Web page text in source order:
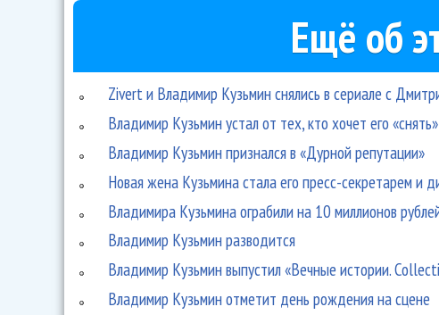
Ещё об
Zivert и Владимир Кузьмин снялись в сериале с
Владимир Кузьмин устал от тех, кто хочет его «снять»
Владимир Кузьмин признался в «Дурной репутации»
Новая жена Кузьмина стала его пресс-секретарем и
Владимира Кузьмина ограбили на 10 миллионов
Владимир Кузьмин разводится
Владимир Кузьмин выпустил «Вечные истории.
Владимир Кузьмин отметит день рождения на сцене